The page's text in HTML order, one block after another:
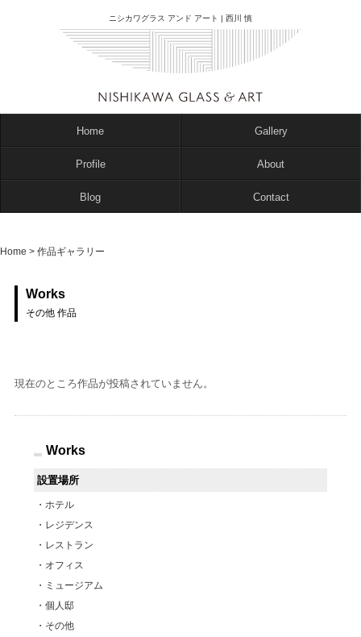
ニシカワグラス アンド アート | 西川 慎
Home Gallery
Profile About
Blog Contact
Home > 作品ギャラリー
Works
その他 作品
現在のところ作品が投稿されていません。
Works
設置場所
ホテル
レジデンス
レストラン
オフィス
ミュージアム
個人邸
その他